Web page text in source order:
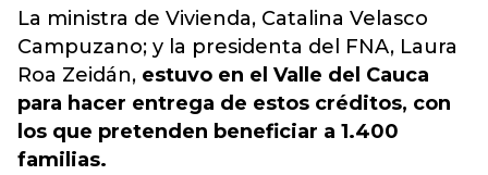
La ministra de Vivienda, Catalina Velasco
Campuzano; y la presidenta del FNA, Laura
Roa Zeidán, estuvo en el Valle del Cauca
para hacer entrega de estos créditos, con
los que pretenden beneficiar a 1.400
familias.